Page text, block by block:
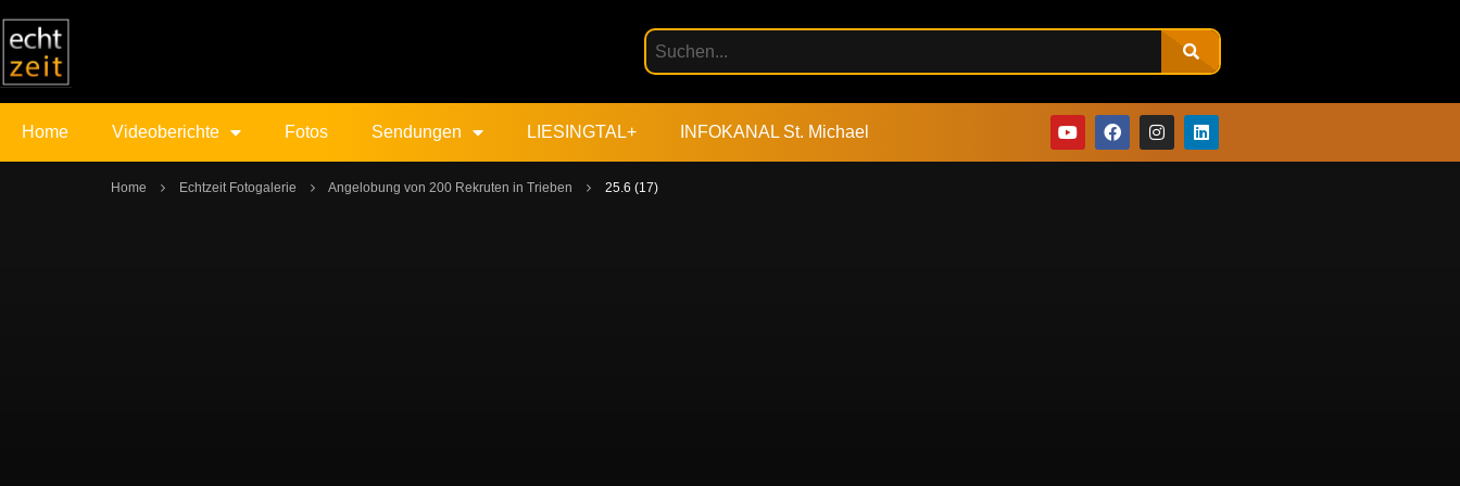
Home Videoberichte Fotos Sendungen LIESINGTAL+ INFOKANAL St. Michael
Home Echtzeit Fotogalerie Angelobung von 200 Rekruten in Trieben 25.6 (17)